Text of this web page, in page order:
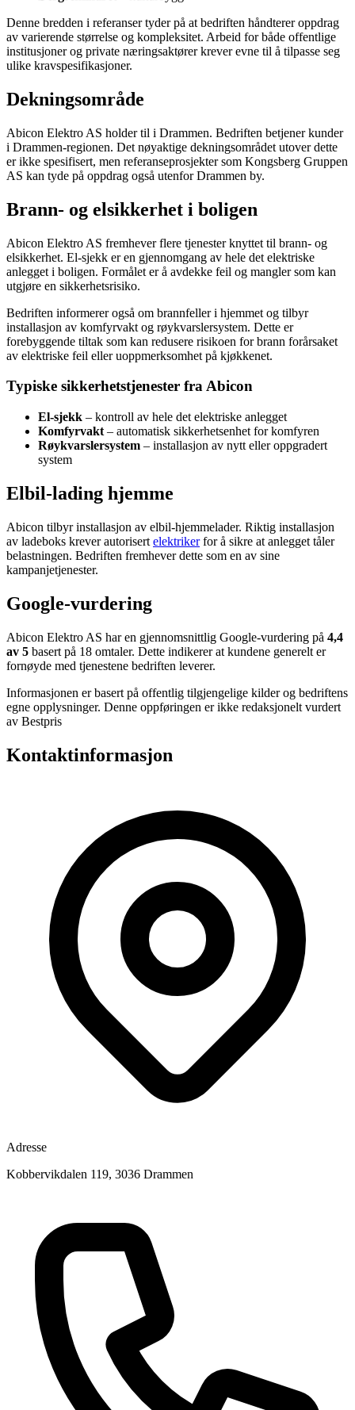
Denne bredden i referanser tyder på at bedriften håndterer oppdrag
av varierende størrelse og kompleksitet. Arbeid for både offentlige
institusjoner og private næringsaktører krever evne til å tilpasse seg
ulike kravspesifikasjoner.
Dekningsområde
Abicon Elektro AS holder til i Drammen. Bedriften betjener kunder
i Drammen-regionen. Det nøyaktige dekningsområdet utover dette
er ikke spesifisert, men referanseprosjekter som Kongsberg Gruppen
AS kan tyde på oppdrag også utenfor Drammen by.
Brann- og elsikkerhet i boligen
Abicon Elektro AS fremhever flere tjenester knyttet til brann- og
elsikkerhet. El-sjekk er en gjennomgang av hele det elektriske
anlegget i boligen. Formålet er å avdekke feil og mangler som kan
utgjøre en sikkerhetsrisiko.
Bedriften informerer også om brannfeller i hjemmet og tilbyr
installasjon av komfyrvakt og røykvarslersystem. Dette er
forebyggende tiltak som kan redusere risikoen for brann forårsaket
av elektriske feil eller uoppmerksomhet på kjøkkenet.
Typiske sikkerhetstjenester fra Abicon
El-sjekk – kontroll av hele det elektriske anlegget
Komfyrvakt – automatisk sikkerhetsenhet for komfyren
Røykvarslersystem – installasjon av nytt eller oppgradert
system
Elbil-lading hjemme
Abicon tilbyr installasjon av elbil-hjemmelader. Riktig installasjon
av ladeboks krever autorisert elektrikerfor å sikre at anlegget tåler
belastningen. Bedriften fremhever dette som en av sine
kampanjetjenester.
Google-vurdering
Abicon Elektro AS har en gjennomsnittlig Google-vurdering på 4,4
av 5 basert på 18 omtaler. Dette indikerer at kundene generelt er
fornøyde med tjenestene bedriften leverer.
Informasjonen er basert på offentlig tilgjengelige kilder og bedriftens
egne opplysninger. Denne oppføringen er ikke redaksjonelt vurdert
av Bestpris
Kontaktinformasjon
Adresse
Kobbervikdalen 119, 3036 Drammen